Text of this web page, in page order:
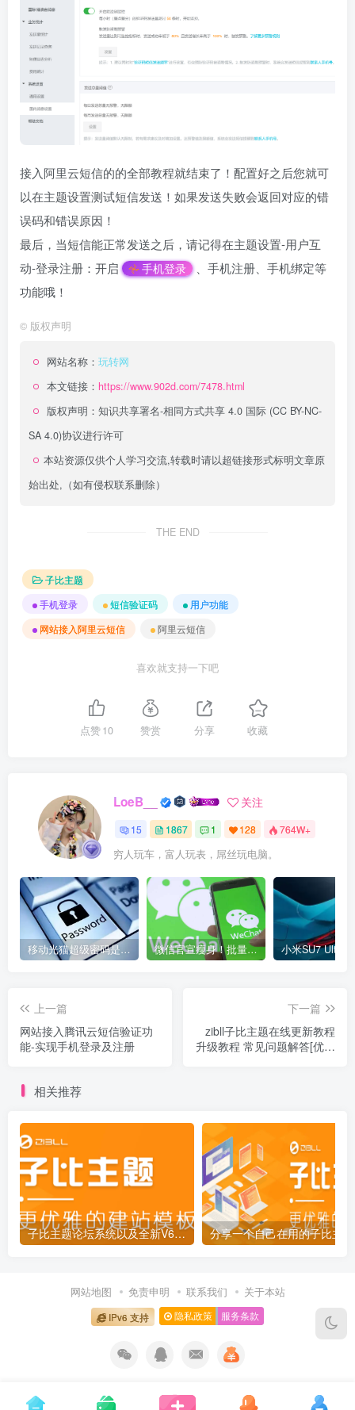
接入阿里云短信的的全部教程就结束了！配置好之后您就可
以在主题设置测试短信发送！如果发送失败会返回对应的错
误码和错误原因！
最后，当短信能正常发送之后，请记得在主题设置-用户互
动-登录注册：开启
手机登录
、手机注册、手机绑定等
功能哦！
© 版权声明
网站名称： 玩转网
本文链接： https://www.902d.com/7478.html
版权声明： 知识共享署名-相同方式共享 4.0 国际 (CC BY-NC-
SA 4.0)协议进行许可
本站资源仅供个人学习交流,转载时请以超链接形式标明文章原
始出处,（如有侵权联系删除）
THE END
子比主题
手机登录
短信验证码
用户功能
网站接入阿里云短信
阿里云短信
喜欢就支持一下吧
点赞10 赞赏 分享 收藏
LoeB__ 关注
15 1867 1 128 764W+
穷人玩车，富人玩表，屌丝玩电脑。
移动光猫超级密码是多少？移动光猫超级管理员后台账号与密码 微信官宣瘦身！批量清理原图新功能来了 安卓、iOS均可使用
上一篇
网站接入腾讯云短信验证功
能-实现手机登录及注册
下一篇
zibll子比主题在线更新教程
升级教程 常见问题解答[优雅
相关推荐
子比主题论坛系统以及全新V6开发进度汇报[更新预告]
网站地图 免责申明 联系我们 关于本站
IPv6 支持 隐私政策 服务条款